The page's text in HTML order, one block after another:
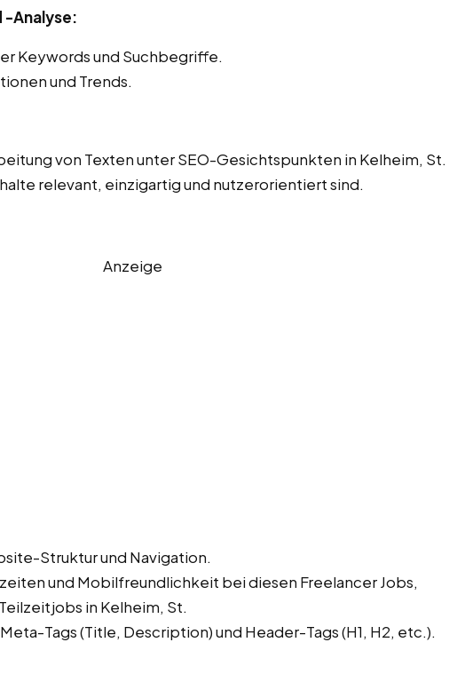
-Analyse:
Keywords und Suchbegriffe.
und Trends.
von Texten unter SEO-Gesichtspunkten in Kelheim, St.
relevant, einzigartig und nutzerorientiert sind.
Anzeige
Struktur und Navigation.
und Mobilfreundlichkeit bei diesen Freelancer Jobs,
in Kelheim, St.
Tags (Title, Description) und Header-Tags (H1, H2, etc.).